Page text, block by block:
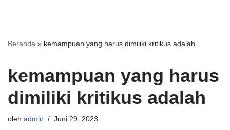
Beranda » kemampuan yang harus dimiliki kritikus adalah
kemampuan yang harus
dimiliki kritikus adalah
oleh admin Juni 29, 2023